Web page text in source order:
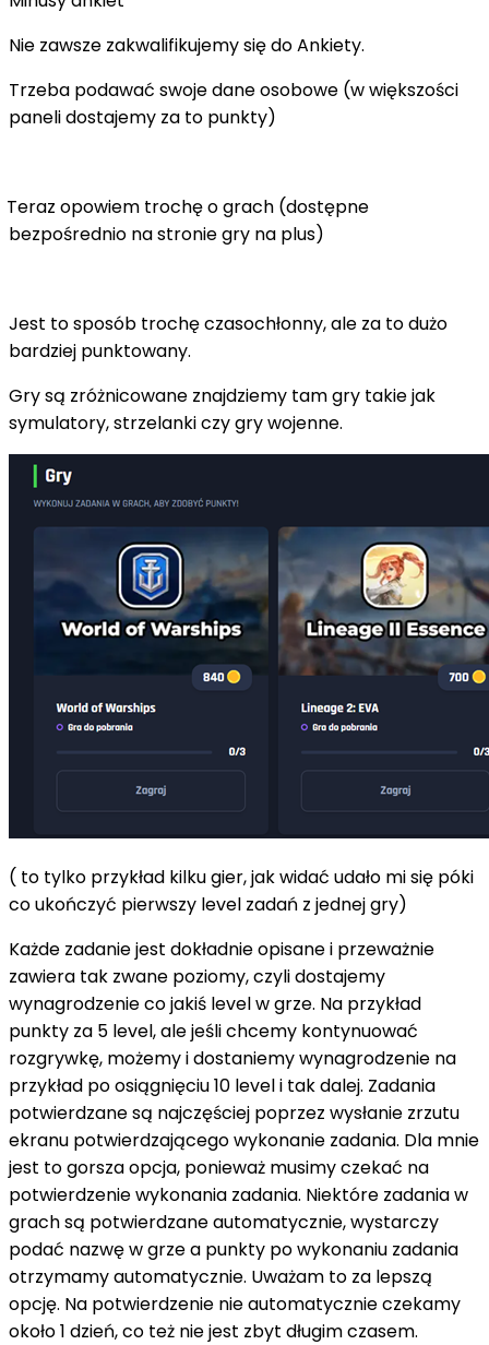
Nie zawsze zakwalifikujemy się do Ankiety.
Trzeba podawać swoje dane osobowe (w większości
paneli dostajemy za to punkty)
Teraz opowiem trochę o grach (dostępne
bezpośrednio na stronie gry na plus)
Jest to sposób trochę czasochłonny, ale za to dużo
bardziej punktowany.
Gry są zróżnicowane znajdziemy tam gry takie jak
symulatory, strzelanki czy gry wojenne.
( to tylko przykład kilku gier, jak widać udało mi się póki
co ukończyć pierwszy level zadań z jednej gry)
Każde zadanie jest dokładnie opisane i przeważnie
zawiera tak zwane poziomy, czyli dostajemy
wynagrodzenie co jakiś level w grze. Na przykład
punkty za 5 level, ale jeśli chcemy kontynuować
rozgrywkę, możemy i dostaniemy wynagrodzenie na
przykład po osiągnięciu 10 level i tak dalej. Zadania
potwierdzane są najczęściej poprzez wysłanie zrzutu
ekranu potwierdzającego wykonanie zadania. Dla mnie
jest to gorsza opcja, ponieważ musimy czekać na
potwierdzenie wykonania zadania. Niektóre zadania w
grach są potwierdzane automatycznie, wystarczy
podać nazwę w grze a punkty po wykonaniu zadania
otrzymamy automatycznie. Uważam to za lepszą
opcję. Na potwierdzenie nie automatycznie czekamy
około 1 dzień, co też nie jest zbyt długim czasem.